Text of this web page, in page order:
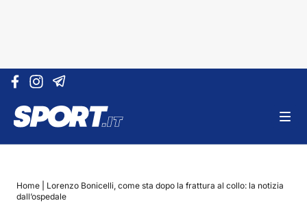
Vai al contenuto
Home
Lorenzo Bonicelli, come sta dopo la frattura al collo: la notizia
dall’ospedale